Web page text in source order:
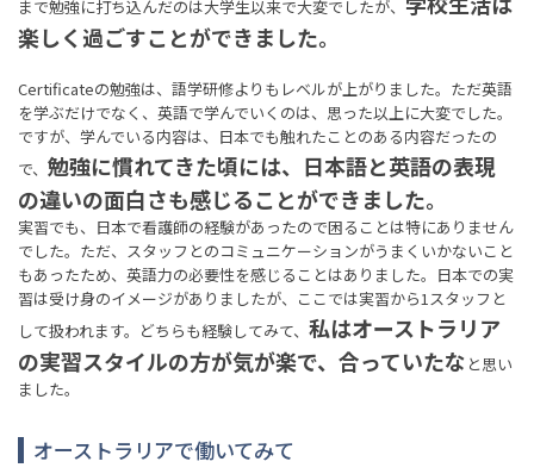
まで勉強に打ち込んだのは大学生以来で大変でしたが、
楽しく過ごすことができました。
Certificateの勉強は、語学研修よりもレベルが上がりました。ただ英語
を学ぶだけでなく、英語で学んでいくのは、思った以上に大変でした。
ですが、学んでいる内容は、日本でも触れたことのある内容だったの
で、 勉強に慣れてきた頃には、日本語と英語の表現
の違いの面白さも感じることができました。
実習でも、日本で看護師の経験があったので困ることは特にありません
でした。ただ、スタッフとのコミュニケーションがうまくいかないこと
もあったため、英語力の必要性を感じることはありました。日本での実
習は受け身のイメージがありましたが、ここでは実習から1スタッフと
して扱われます。どちらも経験してみて、 私はオーストラリア
の実習スタイルの方が気が楽で、合っていたな と思い
ました。
オーストラリアで働いてみて